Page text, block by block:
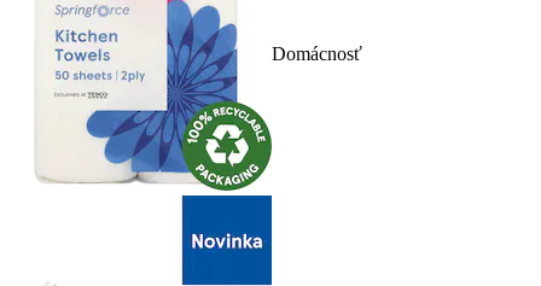
Domácnosť